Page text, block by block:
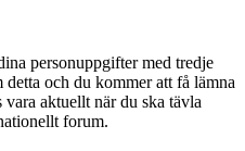
personuppgifter med tredje
och du kommer att få lämna
aktuellt när du ska tävla
forum.